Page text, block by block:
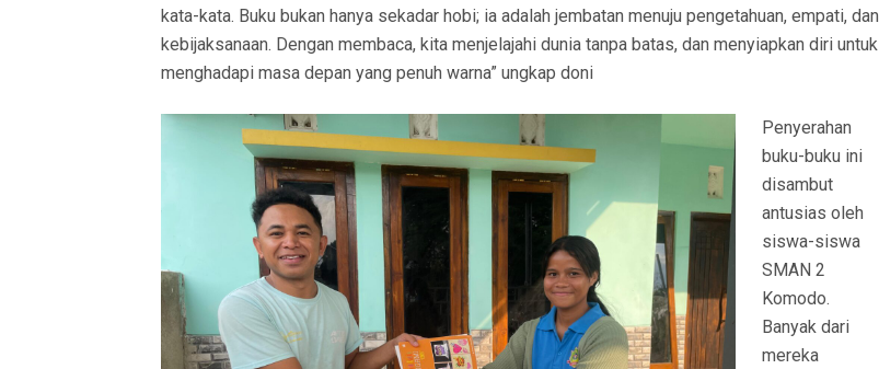
kata-kata. Buku bukan hanya sekadar hobi; ia adalah jembatan menuju pengetahuan, empati, dan
kebijaksanaan. Dengan membaca, kita menjelajahi dunia tanpa batas, dan menyiapkan diri untuk
menghadapi masa depan yang penuh warna” ungkap doni
Penyerahan
buku-buku ini
disambut
antusias oleh
siswa-siswa
SMAN 2
Komodo.
Banyak dari
mereka